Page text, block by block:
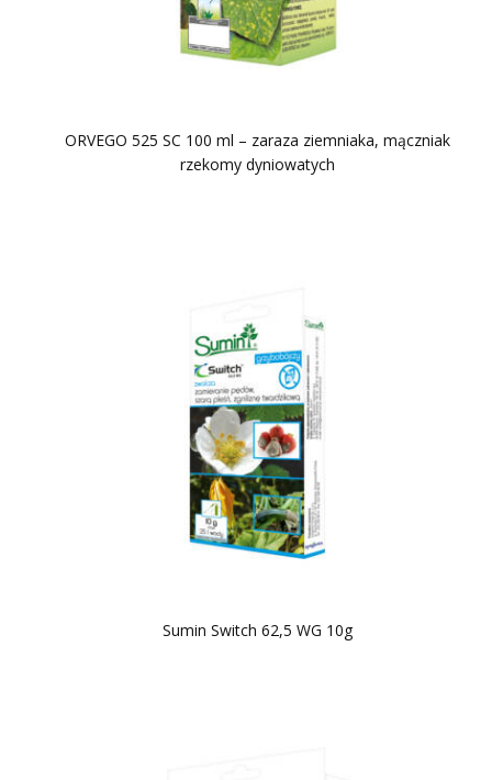
ORVEGO 525 SC 100 ml – zaraza ziemniaka, mączniak
rzekomy dyniowatych
Sumin Switch 62,5 WG 10g